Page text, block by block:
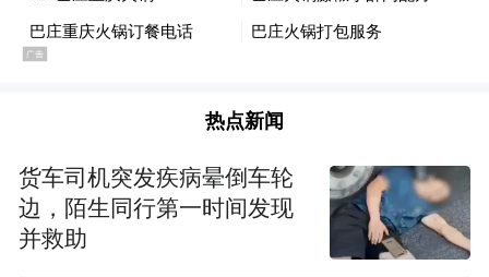
热点新闻
货车司机突发疾病晕倒车轮
边，陌生同行第一时间发现
并救助